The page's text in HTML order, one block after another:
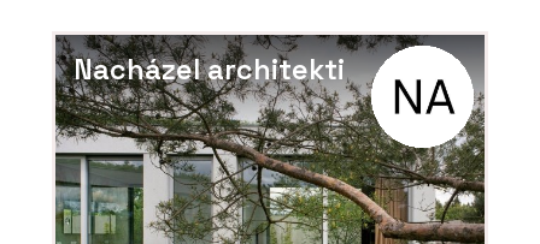
Nacházel architekti